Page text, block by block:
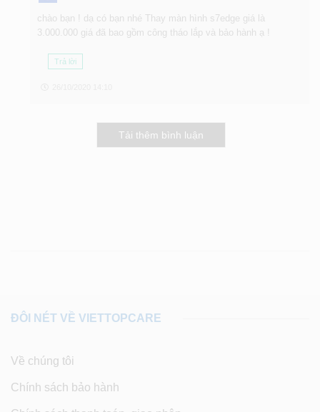
chào bạn ! dạ có bạn nhé Thay màn hình s7edge giá là
3.000.000 giá đã bao gồm công tháo lắp và bảo hành ạ !
Trả lời
Tải thêm bình luận
ĐÔI NÉT VỀ VIETTOPCARE
Về chúng tôi
Chính sách bảo hành